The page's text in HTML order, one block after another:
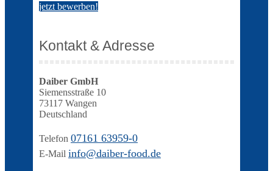
jetzt bewerben!
Kontakt & Adresse
Daiber GmbH
Siemensstraße 10
73117 Wangen
Deutschland
Telefon 07161 63959-0
E-Mail info@daiber-food.de